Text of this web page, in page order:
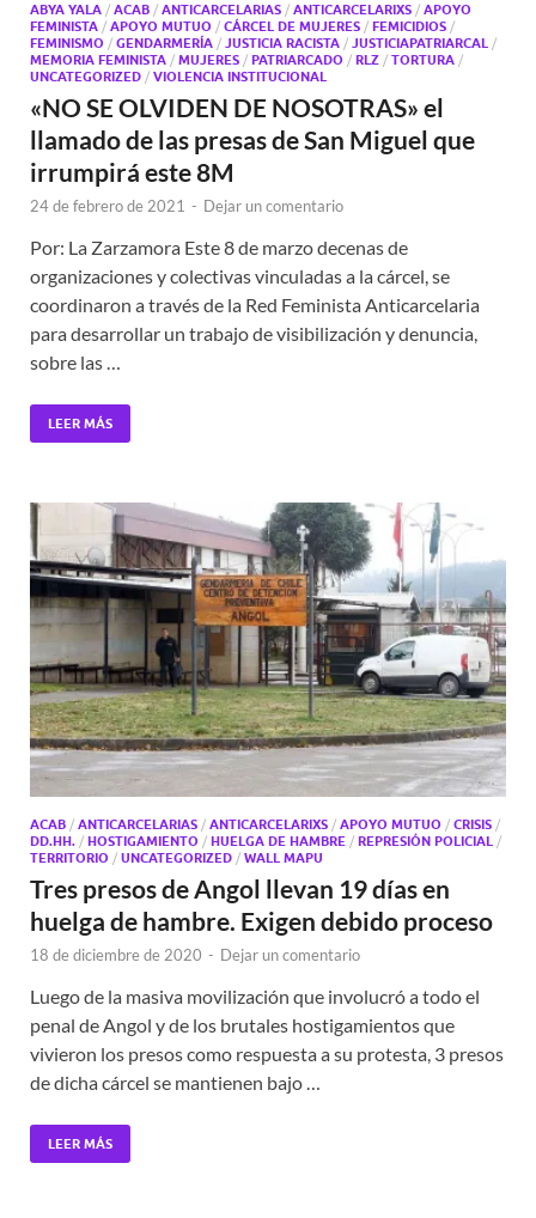
ABYA YALA / ACAB / ANTICARCELARIAS / ANTICARCELARIXS / APOYO
FEMINISTA / APOYO MUTUO / CÁRCEL DE MUJERES / FEMICIDIOS /
FEMINISMO / GENDARMERÍA / JUSTICIA RACISTA / JUSTICIAPATRIARCAL /
MEMORIA FEMINISTA / MUJERES / PATRIARCADO / RLZ / TORTURA /
UNCATEGORIZED / VIOLENCIA INSTITUCIONAL
«NO SE OLVIDEN DE NOSOTRAS» el
llamado de las presas de San Miguel que
irrumpirá este 8M
24 de febrero de 2021 - Dejar un comentario
Por: La Zarzamora Este 8 de marzo decenas de
organizaciones y colectivas vinculadas a la cárcel, se
coordinaron a través de la Red Feminista Anticarcelaria
para desarrollar un trabajo de visibilización y denuncia,
sobre las …
LEER MÁS
ACAB / ANTICARCELARIAS / ANTICARCELARIXS / APOYO MUTUO / CRISIS /
DD.HH. / HOSTIGAMIENTO / HUELGA DE HAMBRE / REPRESIÓN POLICIAL /
TERRITORIO / UNCATEGORIZED / WALL MAPU
Tres presos de Angol llevan 19 días en
huelga de hambre. Exigen debido proceso
18 de diciembre de 2020 - Dejar un comentario
Luego de la masiva movilización que involucró a todo el
penal de Angol y de los brutales hostigamientos que
vivieron los presos como respuesta a su protesta, 3 presos
de dicha cárcel se mantienen bajo …
LEER MÁS